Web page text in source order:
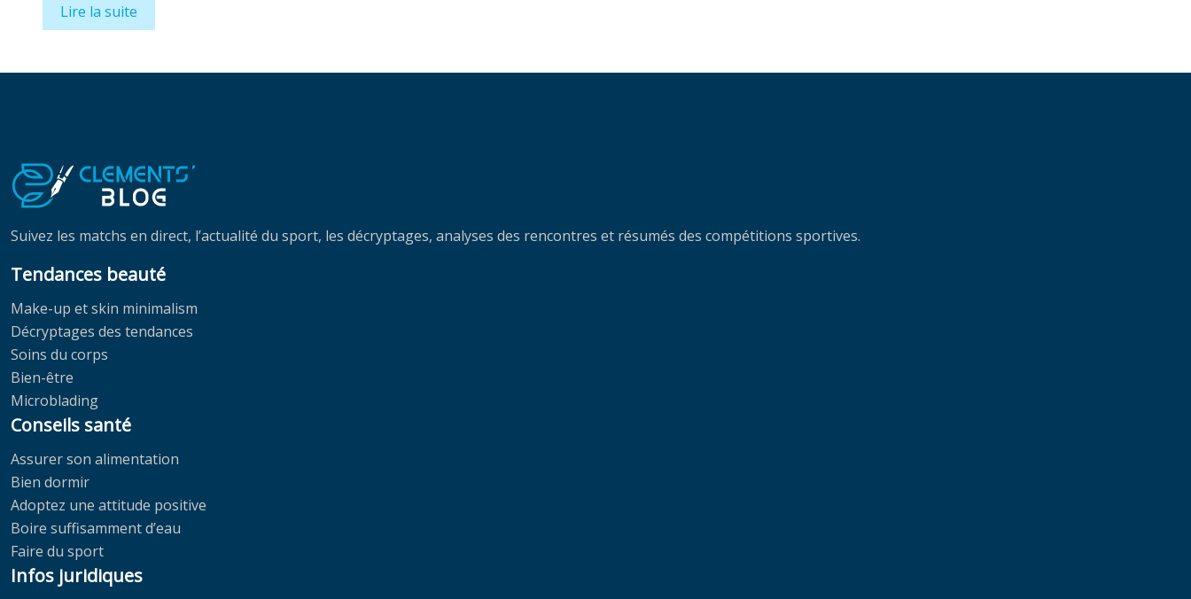
Lire la suite
Suivez les matchs en direct, l’actualité du sport, les décryptages, analyses des rencontres et résumés des compétitions sportives.
Tendances beauté
Make-up et skin minimalism
Décryptages des tendances
Soins du corps
Bien-être
Microblading
Conseils santé
Assurer son alimentation
Bien dormir
Adoptez une attitude positive
Boire suffisamment d’eau
Faire du sport
Infos juridiques